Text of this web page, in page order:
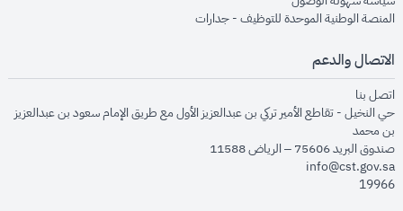
المنصة الوطنية الموحدة للتوظيف - جداراتopens in new window
الاتصال والدعم
اتصل بنا
حي النخيل - تقاطع الأمير تركي بن عبدالعزيز الأول مع طريق الإمام سعود بن عبدالعزيز
بن محمد
صندوق البريد 75606 – الرياض 11588
info@cst.gov.sa
19966